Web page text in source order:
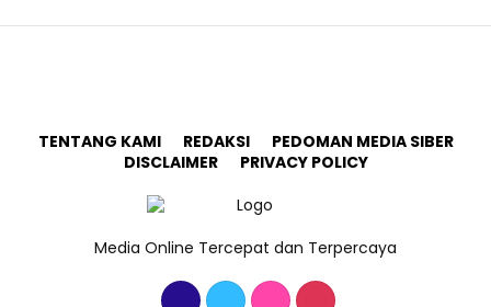
TENTANG KAMI REDAKSI
PEDOMAN MEDIA SIBER
DISCLAIMER
PRIVACY POLICY
Media Online Tercepat dan Terpercaya